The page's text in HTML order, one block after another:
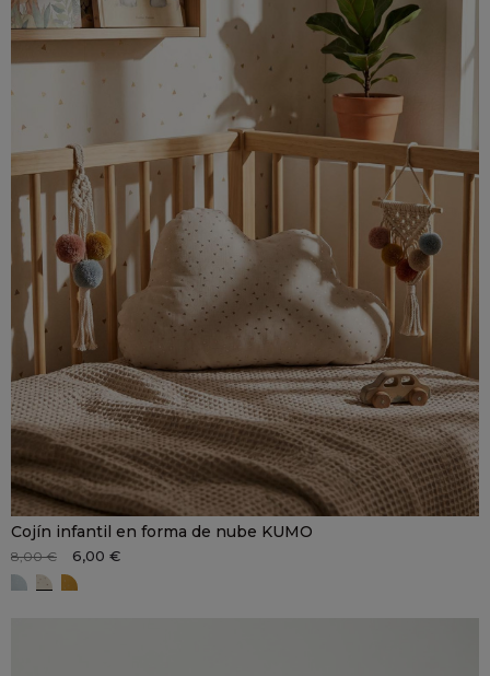
Cojín infantil en forma de nube KUMO
8,00 € 6,00 €
NUBE azul
NUBE beige